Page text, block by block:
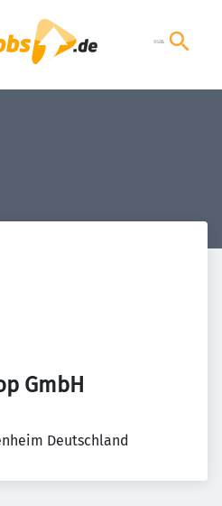
GmbH
Deutschland